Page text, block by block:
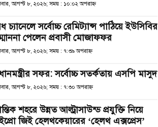
আগস্ট ৮, ২০২৬; সময় : ১০:০২ অপরাহ্ণ
চ্যানেলে সর্বোচ্চ রেমিট্যান্স পাঠিয়ে ইউসিবির
পেলেন প্রবাসী মোজাফফর
আগস্ট ৮, ২০২৬; সময় : ৭:৩৯ অপরাহ্ণ
সফর: সর্বোচ্চ সতর্কতায় এসপি মাসুদ
আগস্ট ৮, ২০২৬; সময় : ৭:৩০ অপরাহ্ণ
শহরে উন্নত আল্ট্রাসাউন্ড প্রযুক্তি নিয়ে
জিই হেলথকেয়ারের ‘হেলথ এক্সপ্রেস’